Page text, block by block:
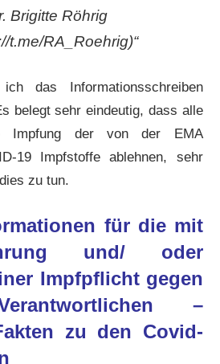
Brigitte Röhrig
t.me/RA_Roehrig)“
das Informationsschreiben
belegt sehr eindeutig, dass alle
Impfung der von der EMA
19 Impfstoffe ablehnen, sehr
zu tun.
für die mit
und/ oder
Impfpflicht gegen
–
zu den Covid-